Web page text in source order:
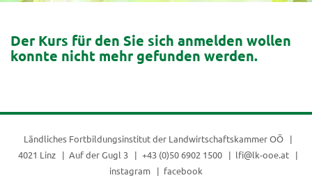
Der Kurs für den Sie sich anmelden wollen
konnte nicht mehr gefunden werden.
Ländliches Fortbildungsinstitut der Landwirtschaftskammer OÖ
4021 Linz
Auf der Gugl 3 +43 (0)50 6902 1500
lfi@lk-ooe.at
instagram
facebook